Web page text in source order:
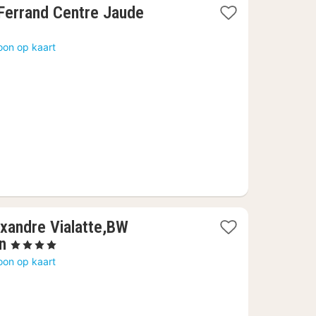
Centre Jaude
op kaart
Vialatte,BW
1
nacht
, 4 Sterren
op kaart